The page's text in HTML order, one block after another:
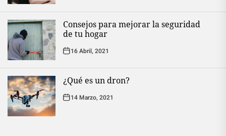
Consejos para mejorar la seguridad
de tu hogar
16 Abril, 2021
¿Qué es un dron?
14 Marzo, 2021